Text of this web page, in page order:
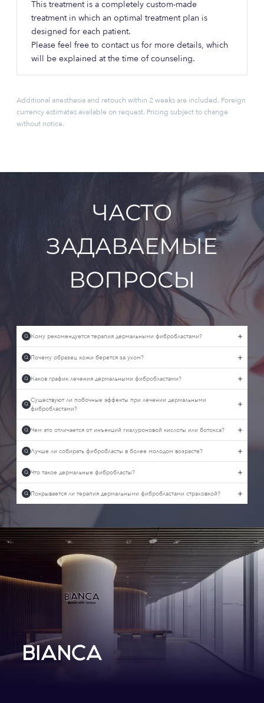
This treatment is a completely custom-made
treatment in which an optimal treatment plan is
designed for each patient.
Please feel free to contact us for more details, which
will be explained at the time of counseling.
Additional anesthesia and retouch within 2 weeks are included. Foreign
currency estimates available on request. Pricing subject to change
without notice.
ЧАСТО
ЗАДАВАЕМЫЕ
ВОПРОСЫ
Q Кому рекомендуется терапия дермальными фибробластами?
Q Почему образец кожи берется за ухом?
Q Каков график лечения дермальными фибробластами?
Q Существуют ли побочные эффекты при лечении дермальными
фибробластами?
Q Чем это отличается от инъекций гиалуроновой кислоты или ботокса?
Q Лучше ли собирать фибробласты в более молодом возрасте?
Q Что такое дермальные фибробласты?
Q Покрывается ли терапия дермальными фибробластами страховкой?